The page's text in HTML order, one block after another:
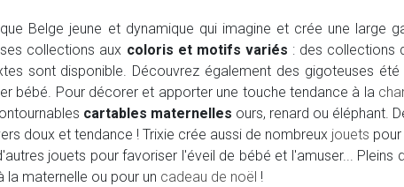
Belge jeune et dynamique qui imagine et crée une large
collections aux coloris et motifs variés : des collections
sont disponible. Découvrez également des gigoteuses
bébé. Pour décorer et apporter une touche tendance à la
cartables maternelles ours, renard ou éléphant.
doux et tendance ! Trixie crée aussi de nombreux jouets
jouets pour favoriser l'éveil de bébé et l'amuser...
la maternelle ou pour un cadeau de noël !